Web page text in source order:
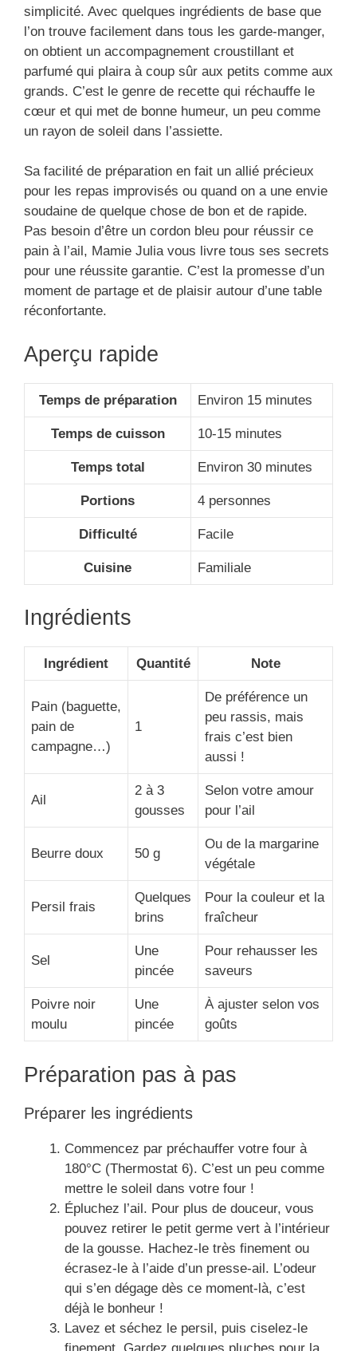
simplicité. Avec quelques ingrédients de base que
l’on trouve facilement dans tous les garde-manger,
on obtient un accompagnement croustillant et
parfumé qui plaira à coup sûr aux petits comme aux
grands. C’est le genre de recette qui réchauffe le
cœur et qui met de bonne humeur, un peu comme
un rayon de soleil dans l’assiette.
Sa facilité de préparation en fait un allié précieux
pour les repas improvisés ou quand on a une envie
soudaine de quelque chose de bon et de rapide.
Pas besoin d’être un cordon bleu pour réussir ce
pain à l’ail, Mamie Julia vous livre tous ses secrets
pour une réussite garantie. C’est la promesse d’un
moment de partage et de plaisir autour d’une table
réconfortante.
Aperçu rapide
Temps de préparation Environ 15 minutes
Temps de cuisson 10-15 minutes
Temps total Environ 30 minutes
Portions 4 personnes
Difficulté Facile
Cuisine Familiale
Ingrédients
Ingrédient Quantité Note
Pain (baguette,
pain de
campagne…)
1
De préférence un
peu rassis, mais
frais c’est bien
aussi !
Ail
2 à 3
gousses
Selon votre amour
pour l’ail
Beurre doux 50 g
Ou de la margarine
végétale
Persil frais
Quelques
brins
Pour la couleur et la
fraîcheur
Sel
Une
pincée
Pour rehausser les
saveurs
Poivre noir
moulu
Une
pincée
À ajuster selon vos
goûts
Préparation pas à pas
Préparer les ingrédients
Commencez par préchauffer votre four à
180°C (Thermostat 6). C’est un peu comme
mettre le soleil dans votre four !
Épluchez l’ail. Pour plus de douceur, vous
pouvez retirer le petit germe vert à l’intérieur
de la gousse. Hachez-le très finement ou
écrasez-le à l’aide d’un presse-ail. L’odeur
qui s’en dégage dès ce moment-là, c’est
déjà le bonheur !
Lavez et séchez le persil, puis ciselez-le